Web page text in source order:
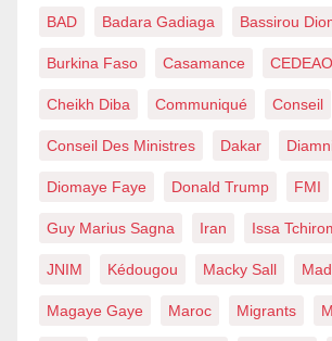
BAD Badara Gadiaga Bassirou
Burkina Faso Casamance CEDEAO
Cheikh Diba Communiqué Conseil
Conseil Des Ministres Dakar
Diomaye Faye Donald Trump FMI
Guy Marius Sagna Iran Issa
JNIM Kédougou Macky Sall
Magaye Gaye Maroc Migrants